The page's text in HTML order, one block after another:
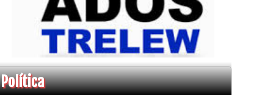
Política